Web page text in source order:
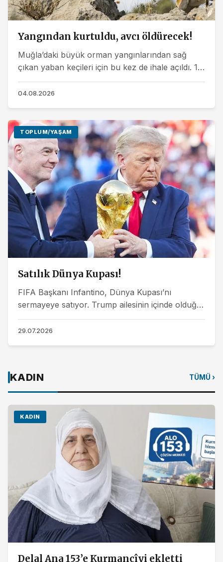
Yangından kurtuldu, avcı öldürecek!
Muğla’daki büyük orman yangınlarından sağ
çıkan yaban keçileri için bu kez de ihale açıldı. 11
keçi, 10 Ağustos’ta ‘av turizmi’ adı altında açık...
04.08.2026
TOPLUM/YAŞAM
Satılık Dünya Kupası!
FIFA Başkanı Infantino, Dünya Kupası’nı
sermayeye satıyor. Trump ailesinin içinde olduğu
talan planına spor dünyası, “Futbolumuz satılık
değil”...
29.07.2026
KADIN TÜMÜ ›
KADIN
Delal Ana 153’e Kurmancîyi ekletti